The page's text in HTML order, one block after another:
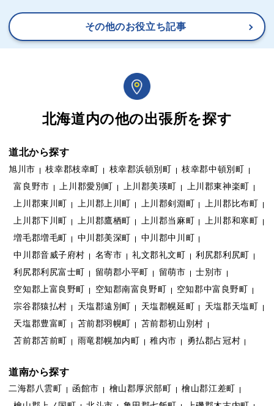
その他のお役立ち記事
北海道内の他の出張所を探す
道北から探す
旭川市 枝幸郡枝幸町 枝幸郡浜頓別町
枝幸郡中頓別町
富良野市
上川郡愛別町 上川郡美瑛町
上川郡東神楽町
上川郡東川町
上川郡上川町 上川郡剣淵町
上川郡比布町
上川郡下川町
上川郡鷹栖町 上川郡当麻町
上川郡和寒町
増毛郡増毛町
中川郡美深町
中川郡中川町
中川郡音威子府村
名寄市 礼文郡礼文町
利尻郡利尻町
利尻郡利尻富士町
留萌郡小平町 留萌市
士別市
空知郡上富良野町
空知郡南富良野町
空知郡中富良野町
宗谷郡猿払村
天塩郡遠別町 天塩郡幌延町
天塩郡天塩町
天塩郡豊富町
苫前郡羽幌町
苫前郡初山別村
苫前郡苫前町
雨竜郡幌加内町 稚内市 勇払郡占冠村
道南から探す
二海郡八雲町 函館市 檜山郡厚沢部町
檜山郡江差町